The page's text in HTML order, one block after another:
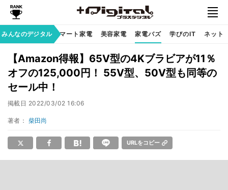
みんなのデジタル
族のデジタル スマート家電 美容家電 家電バズ 学びのIT ネット
【Amazon得報】65V型の4Kブラビアが11％
オフの125,000円！ 55V型、50V型も同等の
セール中！
掲載日 2022/03/02 16:06
著者： 柴田尚
URLをコピー